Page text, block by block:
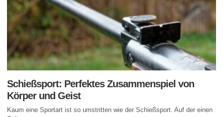
Schießsport: Perfektes Zusammenspiel von
Körper und Geist
Kaum eine Sportart ist so umstritten wie der Schießsport. Auf der einen